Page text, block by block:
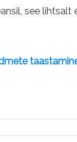
see lihtsalt